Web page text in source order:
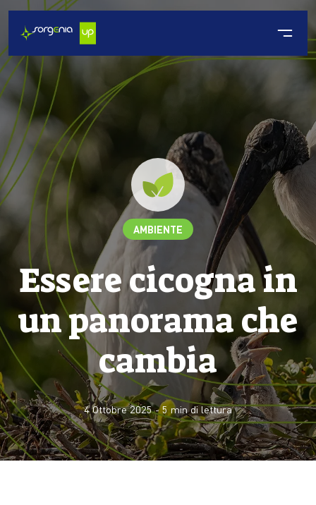
AMBIENTE
Essere cicogna in
un panorama che
cambia
4 Ottobre 2025-5 min di lettura